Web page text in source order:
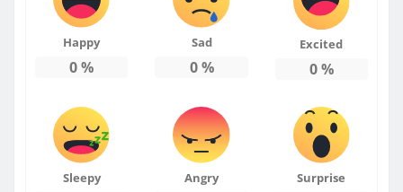
Happy
0%
Sad
0%
Excited
0%
Sleepy Angry Surprise